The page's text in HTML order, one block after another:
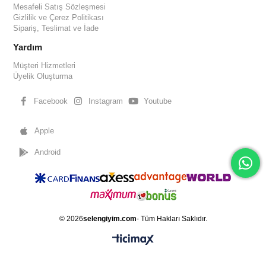
Mesafeli Satış Sözleşmesi
Gizlilik ve Çerez Politikası
Sipariş, Teslimat ve İade
Yardım
Müşteri Hizmetleri
Üyelik Oluşturma
Facebook Instagram Youtube
Apple
Android
© 2026selengiyim.com- Tüm Hakları Saklıdır.